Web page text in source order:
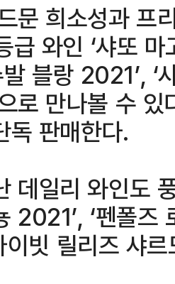
문 희소성과 프
급 와인 ‘샤또
발 블랑 2021’,
로 만나볼 수 있
독 판매한다.
데일리 와인도
2021’, ‘펜폴즈
이빗 릴리즈 샤